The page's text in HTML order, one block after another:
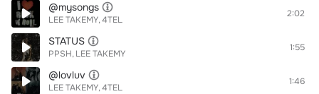
@mysongs
LEE TAKEMY 4TEL
2:02
STATUS
PPSH LEE TAKEMY
1:55
@lovluv
LEE TAKEMY 4TEL
1:46